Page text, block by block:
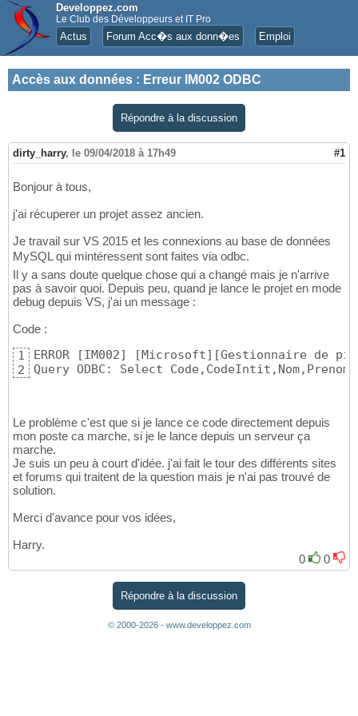
Developpez.com
Le Club des Développeurs et IT Pro
Actus Forum Acc�s aux donn�es Emploi
Accès aux données : Erreur IM002 ODBC
Répondre à la discussion
dirty_harry, le 09/04/2018 à 17h49 #1
Bonjour à tous,
j'ai récuperer un projet assez ancien.
Je travail sur VS 2015 et les connexions au base de données
MySQL qui mintéressent sont faites via odbc.
Il y a sans doute quelque chose qui a changé mais je n'arrive
pas à savoir quoi. Depuis peu, quand je lance le projet en mode
debug depuis VS, j'ai un message :
Code :
1
2
ERROR [IM002] [ Microsoft] [Gestionnaire de
Query ODBC: Select
Le problème c'est que si je lance ce code directement depuis
mon poste ca marche, si je le lance depuis un serveur ça
marche.
Je suis un peu à court d'idée. j'ai fait le tour des différents sites
et forums qui traitent de la question mais je n'ai pas trouvé de
solution.
Merci d'avance pour vos idées,
Harry.
0
0
Répondre à la discussion
© 2000-2026 - www.developpez.com